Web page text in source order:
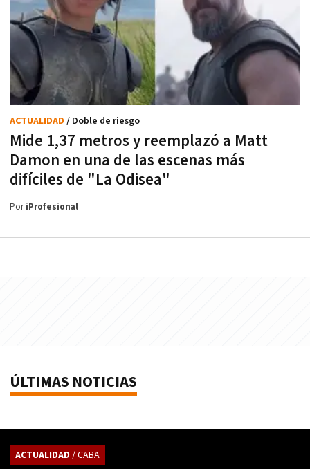
Mide 1,37 metros y reemplazó a Matt
Damon en una de las escenas más
difíciles de "La Odisea"
ACTUALIDAD / Doble de riesgo
PoriProfesional
ÚLTIMAS NOTICIAS
ACTUALIDAD / CABA